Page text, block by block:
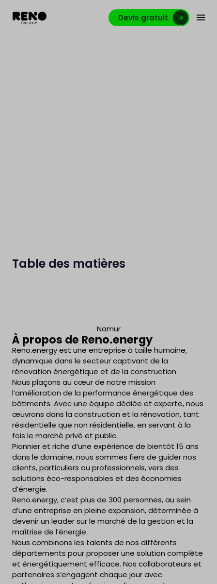
Devis gratuit
Table des matières
Namur
À propos de Reno.energy
Reno.energy est une entreprise à taille humaine,
dynamique dans le secteur captivant de la
rénovation énergétique et de la construction.
Nous plaçons au cœur de notre mission
l’amélioration de la performance énergétique des
bâtiments. Avec une équipe dédiée et experte, nous
œuvrons dans la construction et la rénovation, tant
résidentielle que non résidentielle, en servant à la
fois le marché privé et public.
Pionnier et riche d’une expérience de bientôt 15 ans
dans le domaine, nous sommes fiers de guider nos
clients, particuliers ou professionnels, vers des
solutions éco-responsables et des économies
d’énergie.
Reno.energy, c’est plus de 300 personnes, au sein
d’une entreprise en pleine expansion, déterminée à
devenir un leader sur le marché de la gestion et la
maîtrise de l’énergie.
Nous combinons les talents de nos différents
départements pour proposer une solution complète
et énergétiquement efficace. Nos collaborateurs et
partenaires s’engagent chaque jour avec